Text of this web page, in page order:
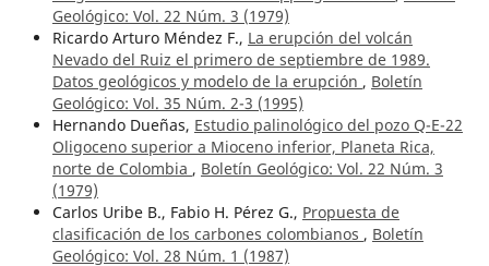
Geológico: Vol. 22 Núm. 3 (1979)
Ricardo Arturo Méndez F., La erupción del volcán
Nevado del Ruiz el primero de septiembre de 1989.
Datos geológicos y modelo de la erupción , Boletín
Geológico: Vol. 35 Núm. 2-3 (1995)
Hernando Dueñas, Estudio palinológico del pozo Q-E-22
Oligoceno superior a Mioceno inferior, Planeta Rica,
norte de Colombia , Boletín Geológico: Vol. 22 Núm. 3
(1979)
Carlos Uribe B., Fabio H. Pérez G., Propuesta de
clasificación de los carbones colombianos , Boletín
Geológico: Vol. 28 Núm. 1 (1987)